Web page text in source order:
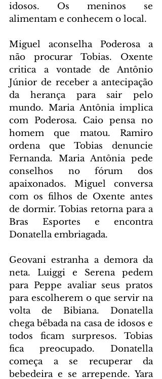
idosos. Os meninos se
alimentam e conhecem o local.
Miguel aconselha Poderosa a
não procurar Tobias. Oxente
critica a vontade de Antônio
Júnior de receber a antecipação
da herança para sair pelo
mundo. Maria Antônia implica
com Poderosa. Caio pensa no
homem que matou. Ramiro
ordena que Tobias denuncie
Fernanda. Maria Antônia pede
conselhos no fórum dos
apaixonados. Miguel conversa
com os filhos de Oxente antes
de dormir. Tobias retorna para a
Bras Esportes e encontra
Donatella embriagada.
Geovani estranha a demora da
neta. Luiggi e Serena pedem
para Peppe avaliar seus pratos
para escolherem o que servir na
volta de Bibiana. Donatella
chega bêbada na casa de idosos e
todos ficam surpresos. Tobias
fica preocupado. Donatella
começa a se recuperar da
bebedeira e se arrepende. Yara